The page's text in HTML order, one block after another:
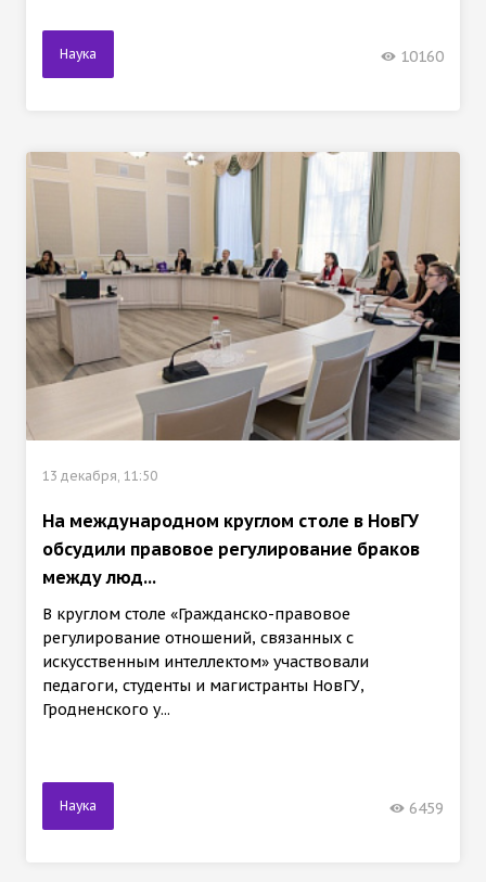
Наука 10160
13 декабря, 11:50
На международном круглом столе в НовГУ
обсудили правовое регулирование браков
между люд...
В круглом столе «Гражданско-правовое
регулирование отношений, связанных с
искусственным интеллектом» участвовали
педагоги, студенты и магистранты НовГУ,
Гродненского у...
Наука 6459